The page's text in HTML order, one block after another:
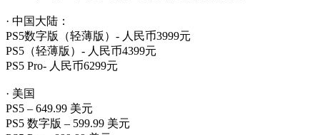
· 中国大陆：
PS5数字版（轻薄版）- 人民币3999元
PS5（轻薄版）- 人民币4399元
PS5 Pro- 人民币6299元
· 美国
PS5 – 649.99 美元
PS5 数字版 – 599.99 美元